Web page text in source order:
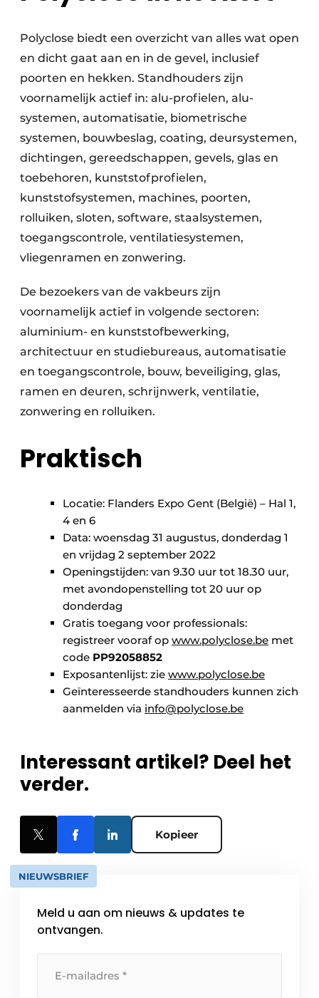
Polyclose biedt een overzicht van alles wat open
en dicht gaat aan en in de gevel, inclusief
poorten en hekken. Standhouders zijn
voornamelijk actief in: alu-profielen, alu-
systemen, automatisatie, biometrische
systemen, bouwbeslag, coating, deursystemen,
dichtingen, gereedschappen, gevels, glas en
toebehoren, kunststofprofielen,
kunststofsystemen, machines, poorten,
rolluiken, sloten, software, staalsystemen,
toegangscontrole, ventilatiesystemen,
vliegenramen en zonwering.
De bezoekers van de vakbeurs zijn
voornamelijk actief in volgende sectoren:
aluminium- en kunststofbewerking,
architectuur en studiebureaus, automatisatie
en toegangscontrole, bouw, beveiliging, glas,
ramen en deuren, schrijnwerk, ventilatie,
zonwering en rolluiken.
Praktisch
Locatie: Flanders Expo Gent (België) – Hal 1,
4 en 6
Data: woensdag 31 augustus, donderdag 1
en vrijdag 2 september 2022
Openingstijden: van 9.30 uur tot 18.30 uur,
met avondopenstelling tot 20 uur op
donderdag
Gratis toegang voor professionals:
registreer vooraf op www.polyclose.be met
code PP92058852
Exposantenlijst: zie www.polyclose.be
Geïnteresseerde standhouders kunnen zich
aanmelden via info@polyclose.be
Interessant artikel? Deel het
verder.
Kopieer
NIEUWSBRIEF
Meld u aan om nieuws & updates te
ontvangen.